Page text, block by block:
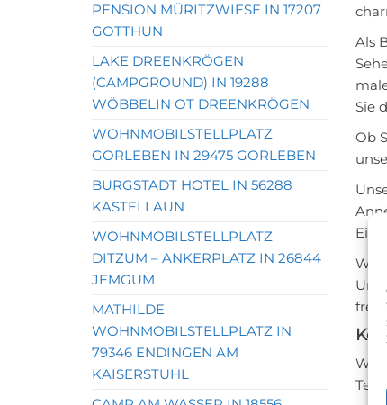
Als
Sie
Ob
Wir
PENSION MÜRITZWIESE IN 17207
GOTTHUN
LAKE DREENKRÖGEN
(CAMPGROUND) IN 19288
WÖBBELIN OT DREENKRÖGEN
WOHNMOBILSTELLPLATZ
GORLEBEN IN 29475 GORLEBEN
BURGSTADT HOTEL IN 56288
KASTELLAUN
WOHNMOBILSTELLPLATZ
DITZUM – ANKERPLATZ IN 26844
JEMGUM
MATHILDE
WOHNMOBILSTELLPLATZ IN
79346 ENDINGEN AM
KAISERSTUHL